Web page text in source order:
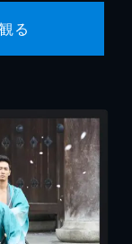
る